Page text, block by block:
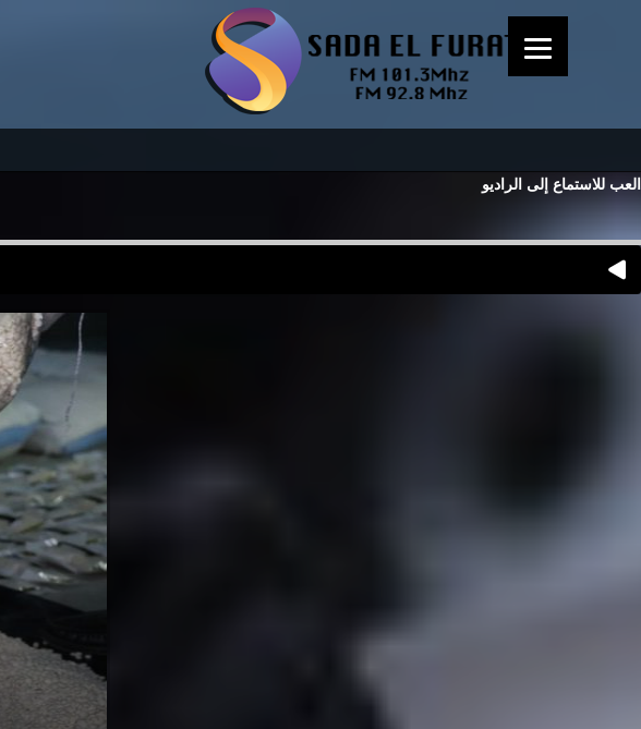
العب للاستماع إلى الراديو